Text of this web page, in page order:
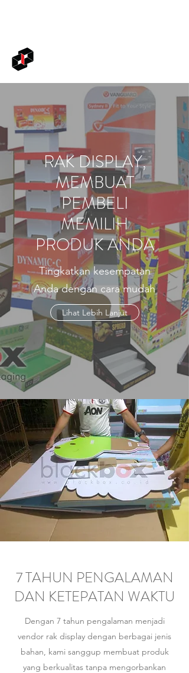
RAK DISPLAY,
MEMBUAT
PEMBELI
MEMILIH
PRODUK ANDA
Tingkatkan kesempatan
Anda dengan cara mudah
Lihat Lebih Lanjut
7 TAHUN PENGALAMAN
DAN KETEPATAN WAKTU
Dengan 7 tahun pengalaman menjadi
vendor rak display dengan berbagai jenis
bahan, kami sanggup membuat produk
yang berkualitas tanpa mengorbankan